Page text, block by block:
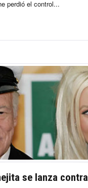
perdió el control...
se lanza